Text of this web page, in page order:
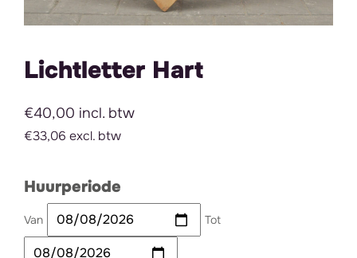
Lichtletter Hart
€40,00 incl. btw
€33,06 excl. btw
Huurperiode
Van Tot